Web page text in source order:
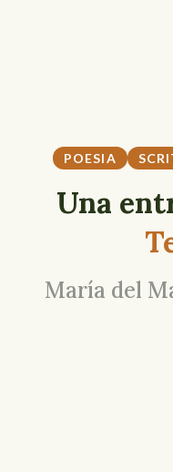
POESIA
Una
María del